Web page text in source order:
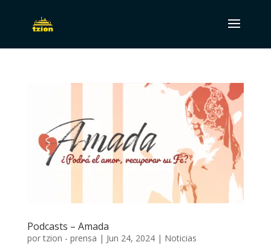
Podcasts – Amada
portzion - prensa | Jun 24, 2024| Noticias